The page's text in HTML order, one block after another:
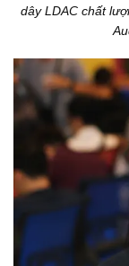
dây LDAC chất